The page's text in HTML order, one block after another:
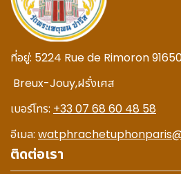
ที่อยู่: 5224 Rue de Rimoron
Breux-Jouy,ฝรั่งเศส
เบอร์โทร: +33 07 68 60 48 58
อีเมล:
ติดต่อเรา